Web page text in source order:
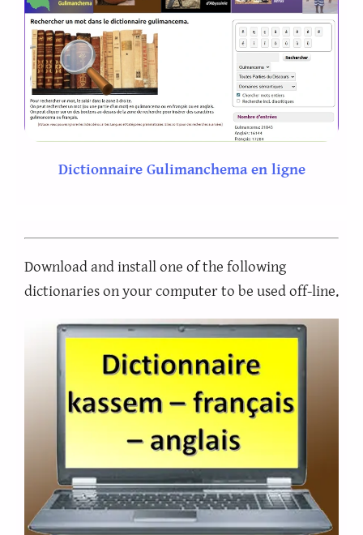
Dictionnaire Gulimanchema en ligne
Download and install one of the following
dictionaries on your computer to be used off-line.